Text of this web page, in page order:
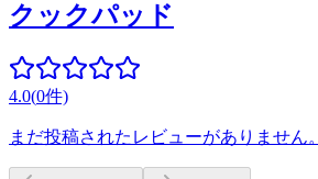
クックパッド
4.0(0件)
まだ投稿されたレビューがありません。